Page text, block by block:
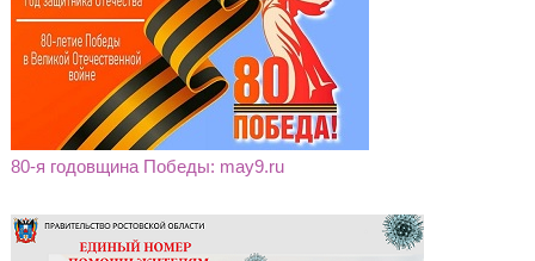
80-я годовщина Победы: may9.ru